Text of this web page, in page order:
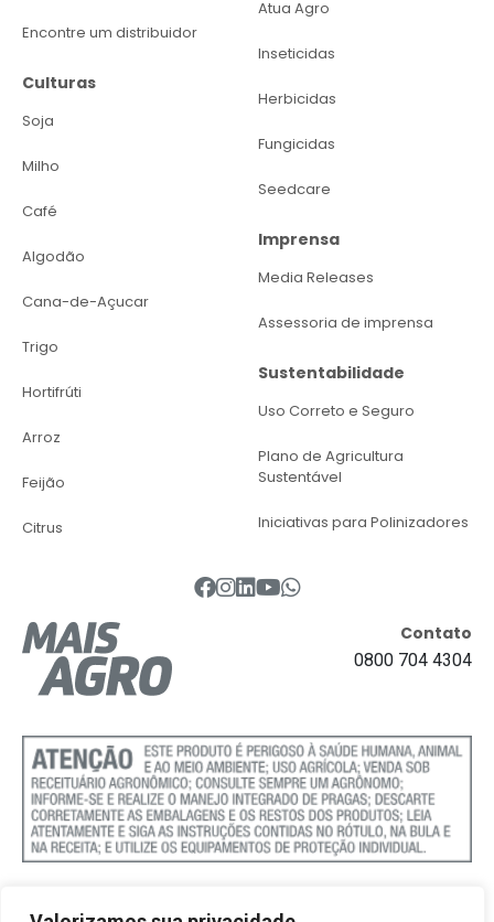
Encontre um distribuidor
Culturas
Soja
Milho
Café
Algodão
Cana-de-Açucar
Trigo
Hortifrúti
Arroz
Feijão
Citrus
Atua Agro
Inseticidas
Herbicidas
Fungicidas
Seedcare
Imprensa
Media Releases
Assessoria de imprensa
Sustentabilidade
Uso Correto e Seguro
Plano de Agricultura
Sustentável
Iniciativas para Polinizadores
Contato
0800 704 4304